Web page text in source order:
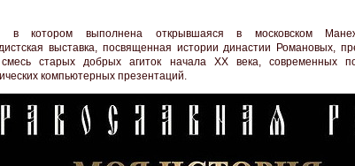
в котором выполнена открывшаяся в московском
выставка, посвященная истории династии Романовых,
старых добрых агиток начала ХХ века, современных
компьютерных презентаций.